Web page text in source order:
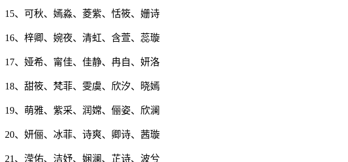
15、可秋、嫣淼、菱紫、恬筱、姗诗
16、梓卿、婉夜、清虹、含萱、蕊璇
17、娅希、甯佳、佳静、冉自、妍洛
18、甜筱、梵菲、雯虞、欣汐、晓嫣
19、萌雅、紫采、润嫦、俪姿、欣澜
20、妍俪、冰菲、诗爽、卿诗、茜璇
21、滢佑、洁妤、娴澜、芷诗、波兮